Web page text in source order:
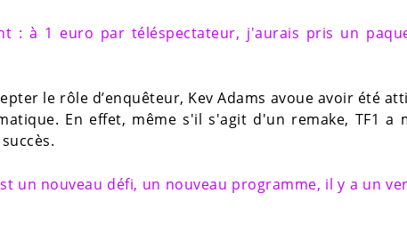
: à 1 euro par téléspectateur, j'aurais pris un
le rôle d’enquêteur, Kev Adams avoue avoir été
En effet, même s'il s'agit d'un remake, TF1 a
un nouveau défi, un nouveau programme, il y a un